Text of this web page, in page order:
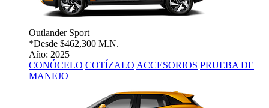
Outlander Sport
*Desde $462,300 M.N.
Año: 2025
CONÓCELO COTÍZALO ACCESORIOS PRUEBA DE
MANEJO